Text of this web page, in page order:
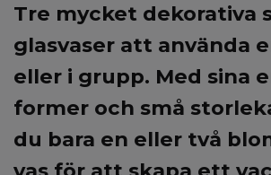
Tre mycket dekorativa
glasvaser att använda
eller i grupp. Med sina
former och små
du bara en eller två